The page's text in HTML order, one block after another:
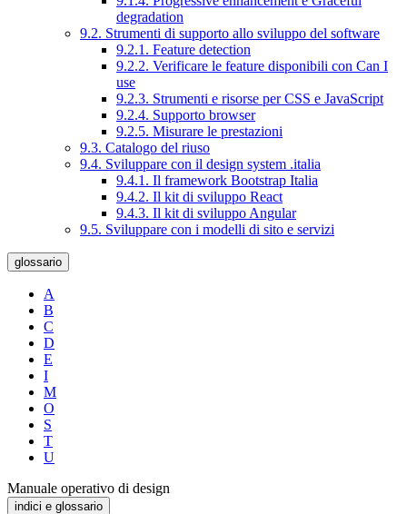
degradation
9.2. Strumenti di supporto allo sviluppo del software
9.2.1. Feature detection
9.2.2. Verificare le feature disponibili con Can I
use
9.2.3. Strumenti e risorse per CSS e JavaScript
9.2.4. Supporto browser
9.2.5. Misurare le prestazioni
9.3. Catalogo del riuso
9.4. Sviluppare con il design system .italia
9.4.1. Il framework Bootstrap Italia
9.4.2. Il kit di sviluppo React
9.4.3. Il kit di sviluppo Angular
9.5. Sviluppare con i modelli di sito e servizi
glossario
A
B
C
D
E
I
M
O
S
T
U
Manuale operativo di design
indici e glossario